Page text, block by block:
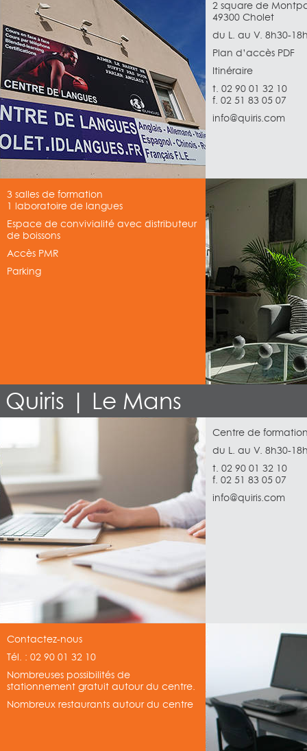
2 square de
49300 Cholet
du L. au V. 8h30-
Plan d’accès PDF
Itinéraire
t. 02 90 01 32 10
f. 02 51 83 05 07
info@quiris.com
3 salles de formation
1 laboratoire de langues
Espace de convivialité avec distributeur
de boissons
Accès PMR
Parking
Quiris | Le Mans
Centre de
du L. au V. 8h30-
t. 02 90 01 32 10
f. 02 51 83 05 07
info@quiris.com
Contactez-nous
Tél. : 02 90 01 32 10
Nombreuses possibilités de
stationnement gratuit autour du centre.
Nombreux restaurants autour du centre